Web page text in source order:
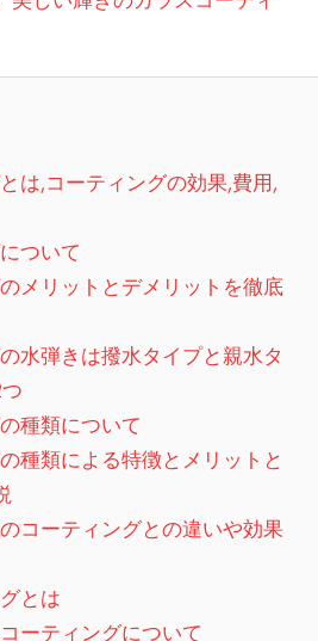
は,コーティングの効果,費用,
ついて
メリットとデメリットを徹底
水弾きは撥水タイプと親水タ
種類について
種類による特徴とメリットと
コーティングとの違いや効果
とは
ーティングについて